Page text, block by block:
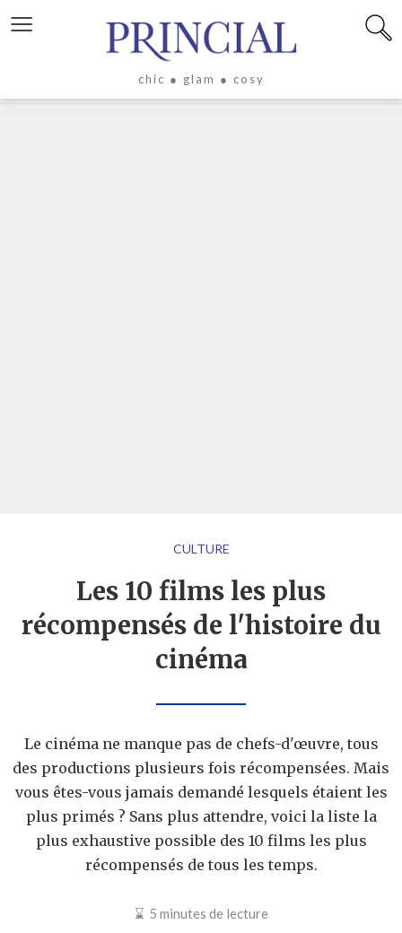
≡
chic ● glam ● cosy
CULTURE
Les 10 films les plus
récompensés de l'histoire du
cinéma
Le cinéma ne manque pas de chefs-d'œuvre, tous
des productions plusieurs fois récompensées. Mais
vous êtes-vous jamais demandé lesquels étaient les
plus primés ? Sans plus attendre, voici la liste la
plus exhaustive possible des 10 films les plus
récompensés de tous les temps.
5 minutes de lecture